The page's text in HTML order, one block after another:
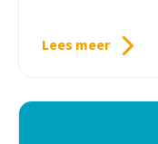
Lees meer